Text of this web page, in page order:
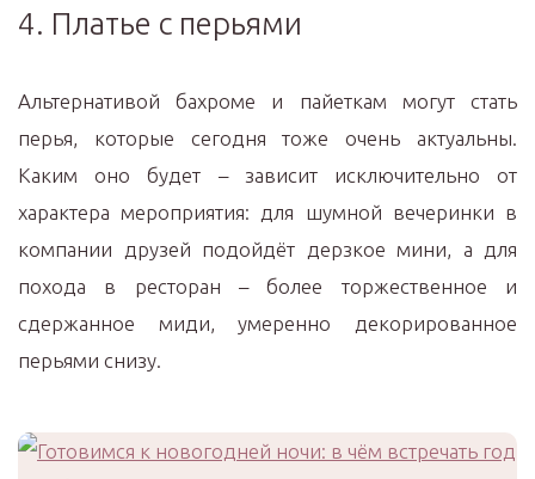
4. Платье с перьями
Альтернативой бахроме и пайеткам могут стать
перья, которые сегодня тоже очень актуальны.
Каким оно будет – зависит исключительно от
характера мероприятия: для шумной вечеринки в
компании друзей подойдёт дерзкое мини, а для
похода в ресторан – более торжественное и
сдержанное миди, умеренно декорированное
перьями снизу.